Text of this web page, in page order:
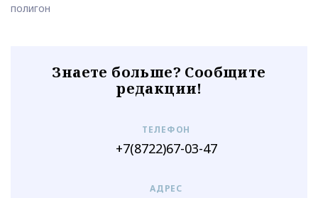
полигон
Знаете больше? Сообщите
редакции!
ТЕЛЕФОН
+7(8722)67-03-47
АДРЕС